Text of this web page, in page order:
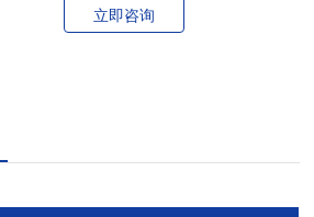
立即咨询